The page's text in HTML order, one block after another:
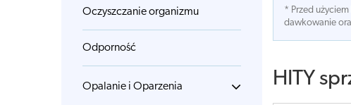
Oczyszczanie organizmu
Odporność
Opalanie i Oparzenia
* Przed
dawkowanie
HITY